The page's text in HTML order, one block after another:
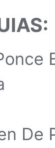
De